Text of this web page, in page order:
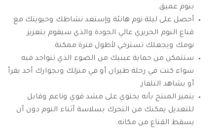
بنوم عميق.
أحصل على ليلة نوم هانئة وإستعد نشاطك وحيويتك مع
قناع النوم الحريري عالي الجودة والذي سيقوم بتعزيز
نومك ويجعلك تسترخي لأطول فترة ممكنة.
ستتمكن من حماية عينيك من الضوء الذي تتواجد فيه
سواء كنت في رحلة طيران أو في منزلك وبجوارك أحد يقرأ
أو يشاهد التلفاز.
يتميز المنتج بأنه يحتوي على مشد قوي وناعم وقابل
للتعديل يمكنك من التحرك بسلاسة أثناء النوم دون أن
يسقط القناع من مكانه.